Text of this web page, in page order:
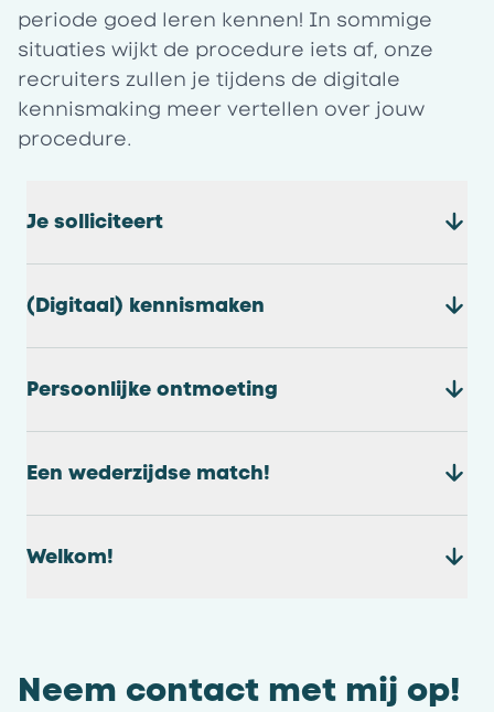
periode goed leren kennen! In sommige
situaties wijkt de procedure iets af, onze
recruiters zullen je tijdens de digitale
kennismaking meer vertellen over jouw
procedure.
Je solliciteert
(Digitaal) kennismaken
Persoonlijke ontmoeting
Een wederzijdse match!
Welkom!
Neem contact met mij op!